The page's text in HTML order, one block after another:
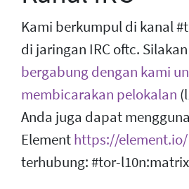
Kami berkumpul di kanal
di jaringan IRC oftc. Silakan
bergabung dengan kami
membicarakan pelokalan
Anda juga dapat
Elementhttps://element.io/
terhubung: #tor-